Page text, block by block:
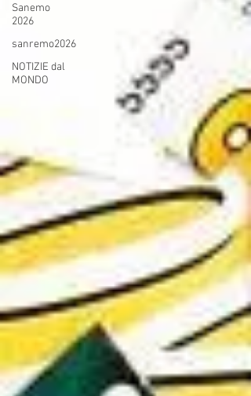
Sanemo
2026
sanremo2026
NOTIZIE dal
MONDO